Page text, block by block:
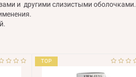
и другими слизистыми оболочками.
TOP